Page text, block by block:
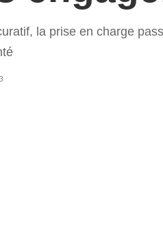
la prise en charge